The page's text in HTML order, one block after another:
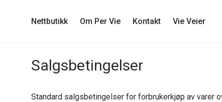
Nettbutikk Om Per Vie Kontakt Vie Veier
Salgsbetingelser
Standard salgsbetingelser for forbrukerkjøp av varer